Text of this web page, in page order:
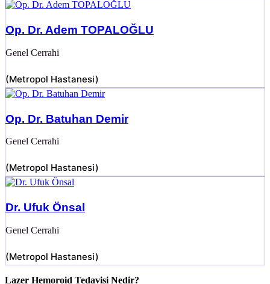
Op. Dr. Adem TOPALOĞLU
Genel Cerrahi
(Metropol Hastanesi)
Op. Dr. Batuhan Demir
Genel Cerrahi
(Metropol Hastanesi)
Dr. Ufuk Önsal
Genel Cerrahi
(Metropol Hastanesi)
Lazer Hemoroid Tedavisi Nedir?